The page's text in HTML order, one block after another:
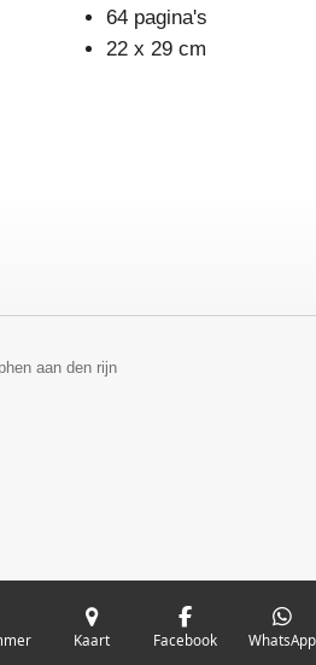
64 pagina's
22 x 29 cm
aan den rijn
Kaart Facebook WhatsApp